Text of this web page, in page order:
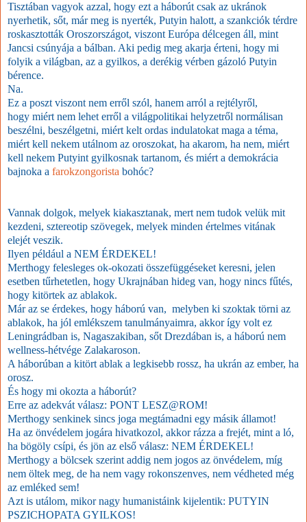
Tisztában vagyok azzal, hogy ezt a háborút csak az ukránok
nyerhetik, sőt, már meg is nyerték, Putyin halott, a szankciók térdre
roskasztották Oroszországot, viszont Európa délcegen áll, mint
Jancsi csúnyája a bálban. Aki pedig meg akarja érteni, hogy mi
folyik a világban, az a gyilkos, a derékig vérben gázoló Putyin
bérence.
Na.
Ez a poszt viszont nem erről szól, hanem arról a rejtélyről,
hogy miért nem lehet erről a világpolitikai helyzetről normálisan
beszélni, beszélgetni, miért kelt ordas indulatokat maga a téma,
miért kell nekem utálnom az oroszokat, ha akarom, ha nem, miért
kell nekem Putyint gyilkosnak tartanom, és miért a demokrácia
bajnoka a farokzongorista bohóc?
Vannak dolgok, melyek kiakasztanak, mert nem tudok velük mit
kezdeni, sztereotip szövegek, melyek minden értelmes vitának
elejét veszik.
Ilyen például a NEM ÉRDEKEL!
Merthogy felesleges ok-okozati összefüggéseket keresni, jelen
esetben tűrhetetlen, hogy Ukrajnában hideg van, hogy nincs fűtés,
hogy kitörtek az ablakok.
Már az se érdekes, hogy háború van, melyben ki szoktak törni az
ablakok, ha jól emlékszem tanulmányaimra, akkor így volt ez
Leningrádban is, Nagaszakiban, sőt Drezdában is, a háború nem
wellness-hétvége Zalakaroson.
A háborúban a kitört ablak a legkisebb rossz, ha ukrán az ember, ha
orosz.
És hogy mi okozta a háborút?
Erre az adekvát válasz: PONT LESZ@ROM!
Merthogy senkinek sincs joga megtámadni egy másik államot!
Ha az önvédelem jogára hivatkozol, akkor rázza a frejét, mint a ló,
ha bögöly csípi, és jön az első válasz: NEM ÉRDEKEL!
Merthogy a bölcsek szerint addig nem jogos az önvédelem, míg
nem öltek meg, de ha nem vagy rokonszenves, nem védheted még
az emléked sem!
Azt is utálom, mikor nagy humanistáink kijelentik: PUTYIN
PSZICHOPATA GYILKOS!